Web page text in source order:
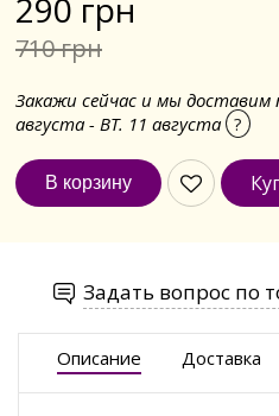
290 грн
710 грн
Закажи сейчас и мы доставим
августа - ВТ. 11 августа ?
Задать вопрос по
Описание Доставка